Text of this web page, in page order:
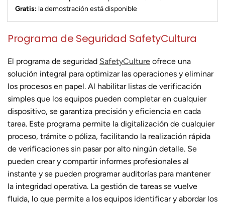
Gratis: la demostración está disponible
Programa de Seguridad SafetyCultura
El programa de seguridad SafetyCulture ofrece una
solución integral para optimizar las operaciones y eliminar
los procesos en papel. Al habilitar listas de verificación
simples que los equipos pueden completar en cualquier
dispositivo, se garantiza precisión y eficiencia en cada
tarea. Este programa permite la digitalización de cualquier
proceso, trámite o póliza, facilitando la realización rápida
de verificaciones sin pasar por alto ningún detalle. Se
pueden crear y compartir informes profesionales al
instante y se pueden programar auditorías para mantener
la integridad operativa. La gestión de tareas se vuelve
fluida, lo que permite a los equipos identificar y abordar los